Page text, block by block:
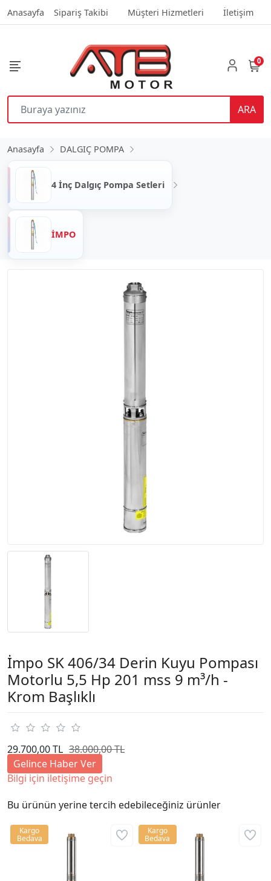
Anasayfa Sipariş Takibi Müşteri Hizmetleri İletişim
ARA
0
Anasayfa DALGIÇ POMPA
4 İnç Dalgıç Pompa Setleri
İMPO
İmpo SK 406/34 Derin Kuyu Pompası
Motorlu 5,5 Hp 201 mss 9 m³/h -
Krom Başlıklı
29.700,00 TL 38.000,00 TL
Gelince Haber Ver
Bilgi için iletişime geçin
Bu ürünün yerine tercih edebileceğiniz ürünler
Kargo
Bedava
Kargo
Bedava